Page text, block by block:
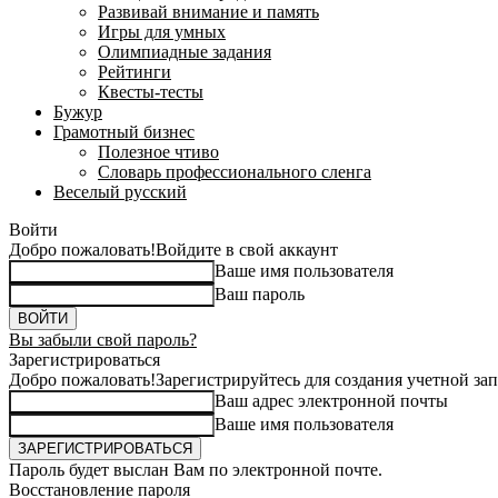
Развивай внимание и память
Игры для умных
Олимпиадные задания
Рейтинги
Квесты-тесты
Бужур
Грамотный бизнес
Полезное чтиво
Словарь профессионального сленга
Веселый русский
Войти
Добро пожаловать!Войдите в свой аккаунт
Ваше имя пользователя
Ваш пароль
Вы забыли свой пароль?
Зарегистрироваться
Добро пожаловать!Зарегистрируйтесь для создания учетной
Ваш адрес электронной почты
Ваше имя пользователя
Пароль будет выслан Вам по электронной почте.
Восстановление пароля